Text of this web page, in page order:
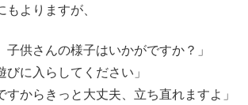
よりますが、
子供さんの様子はいかがですか？」
びに入らしてください」
すからきっと大丈夫、立ち直れますよ」